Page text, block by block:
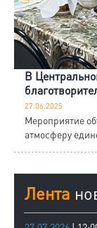
В
27.06.2025
Мероприятие
атмосферу
Лента